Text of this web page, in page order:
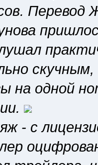
Перевод
на одной
- с